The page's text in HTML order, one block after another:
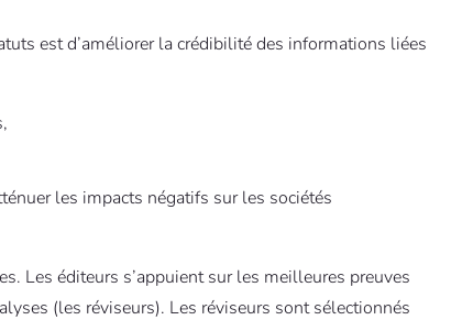
est d’améliorer la crédibilité des informations liées
les impacts négatifs sur les sociétés
Les éditeurs s’appuient sur les meilleures preuves
(les réviseurs). Les réviseurs sont sélectionnés